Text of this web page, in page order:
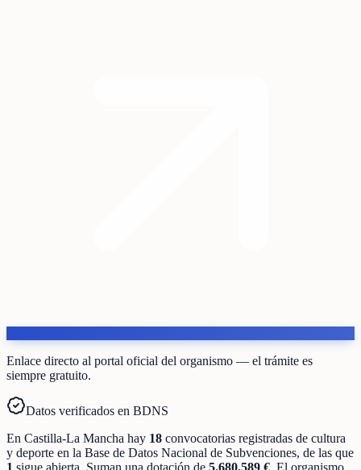
Enlace directo al portal oficial del organismo — el trámite es
siempre gratuito.
Datos verificados en BDNS
En Castilla-La Mancha hay 18 convocatorias registradas de cultura
y deporte en la Base de Datos Nacional de Subvenciones, de las que
1 sigue abierta. Suman una dotación de 5.680.589 €. El organismo